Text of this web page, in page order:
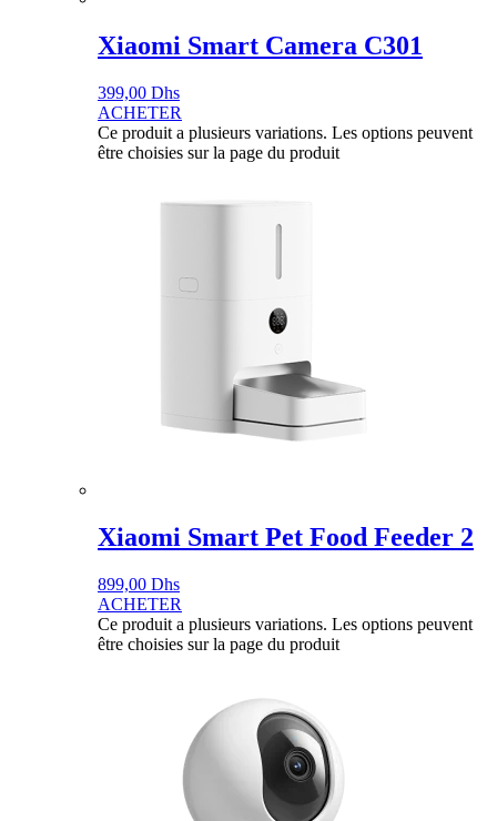
Xiaomi Smart Camera C301
399,00 Dhs
ACHETER
Ce produit a plusieurs variations. Les options peuvent
être choisies sur la page du produit
Xiaomi Smart Pet Food Feeder 2
899,00 Dhs
ACHETER
Ce produit a plusieurs variations. Les options peuvent
être choisies sur la page du produit